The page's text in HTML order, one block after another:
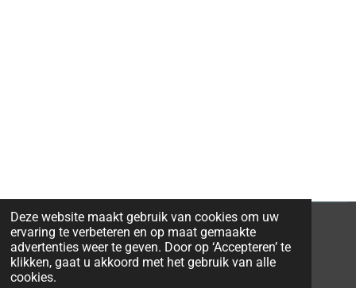
Deze website maakt gebruik van cookies om uw
ervaring te verbeteren en op maat gemaakte
advertenties weer te geven. Door op ‘Accepteren’ te
klikken, gaat u akkoord met het gebruik van alle
cookies.
© 2026 Ravi-Stones